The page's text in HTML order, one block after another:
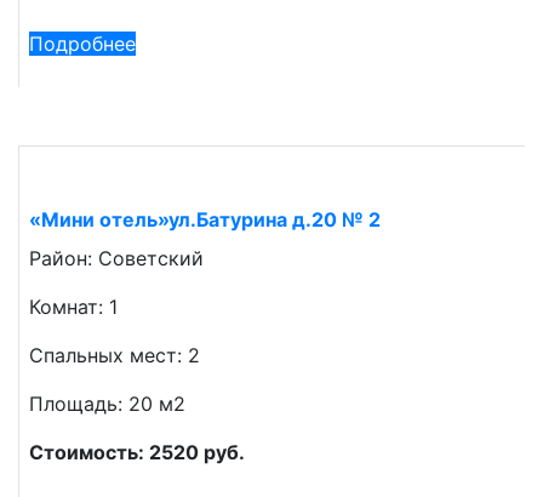
Подробнее
«Мини отель»ул.Батурина д.20 № 2
Район: Советский
Комнат: 1
Спальных мест: 2
Площадь: 20 м2
Стоимость: 2520 руб.